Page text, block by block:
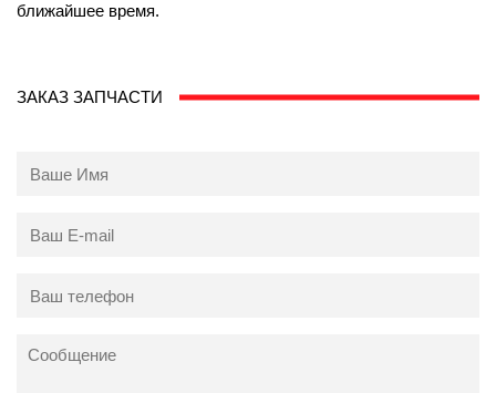
ближайшее время.
ЗАКАЗ ЗАПЧАСТИ